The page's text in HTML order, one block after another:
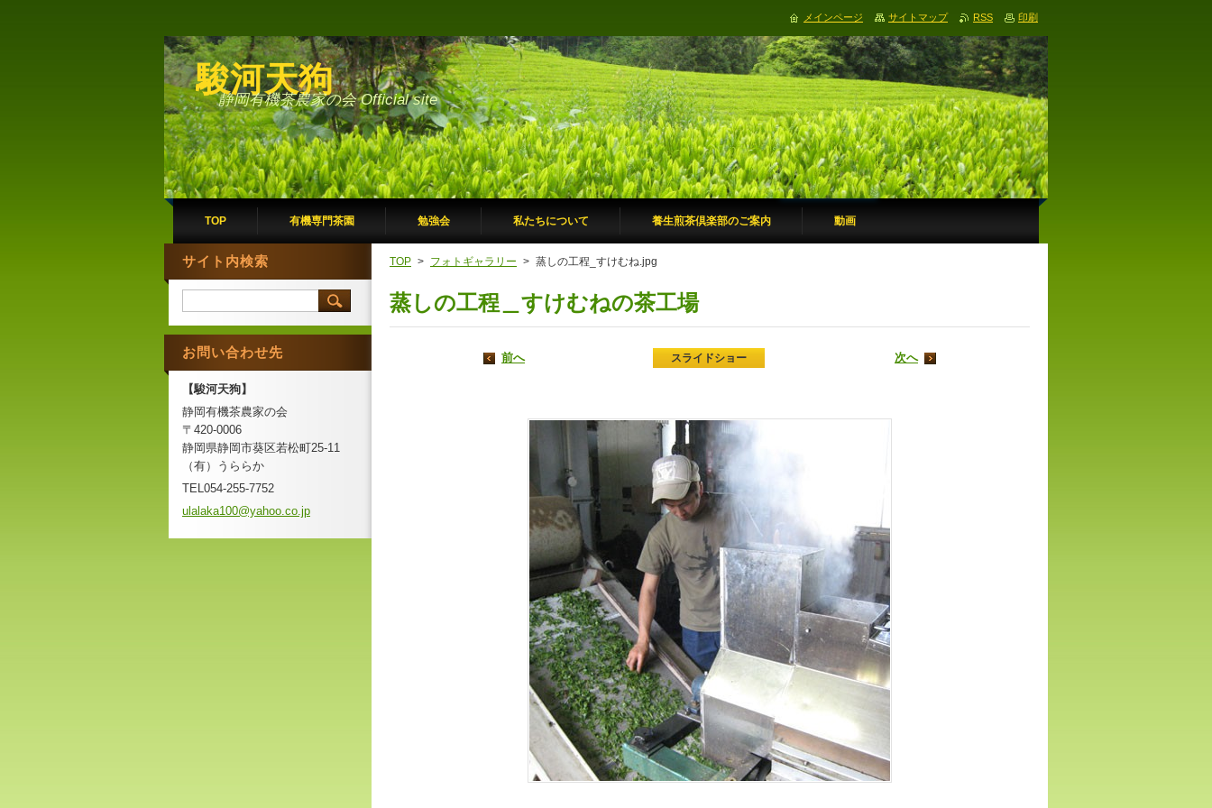
駿河天狗
静岡有機茶農家の会 Official site
TOP 有機専門茶園 勉強会 私たちについて 養生煎茶倶楽部のご案内 動画
TOP > フォトギャラリー > 蒸しの工程_すけむね.jpg
蒸しの工程＿すけむねの茶工場
前へ スライドショー 次へ
サイト内検索
お問い合わせ先
【駿河天狗】
静岡有機茶農家の会
〒420-0006
静岡県静岡市葵区若松町25-11
（有）うららか
TEL054-255-7752
ulalaka100@yahoo.co.jp
メインページ サイトマップ RSS 印刷